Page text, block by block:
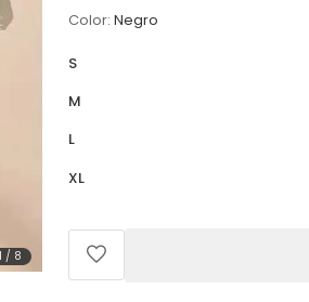
1 / 8
Color: Negro
S
M
L
XL